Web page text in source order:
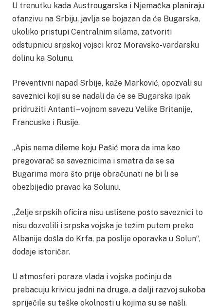
U trenutku kada Austrougarska i Njemačka planiraju
ofanzivu na Srbiju, javlja se bojazan da će Bugarska,
ukoliko pristupi Centralnim silama, zatvoriti
odstupnicu srpskoj vojsci kroz Moravsko-vardarsku
dolinu ka Solunu.
Preventivni napad Srbije, kaže Marković, opozvali su
saveznici koji su se nadali da će se Bugarska ipak
pridružiti Antanti – vojnom savezu Velike Britanije,
Francuske i Rusije.
„Apis nema dileme koju Pašić mora da ima kao
pregovarač sa saveznicima i smatra da se sa
Bugarima mora što prije obračunati ne bi li se
obezbijedio pravac ka Solunu.
„Želje srpskih oficira nisu uslišene pošto saveznici to
nisu dozvolili i srpska vojska je težim putem preko
Albanije došla do Krfa, pa poslije oporavka u Solun“,
dodaje istoričar.
U atmosferi poraza vlada i vojska počinju da
prebacuju krivicu jedni na druge, a dalji razvoj sukoba
spriječile su teške okolnosti u kojima su se našli.